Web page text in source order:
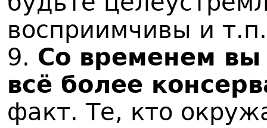
восприимчивы и
9. Со временем вы
всё более
факт. Те, кто